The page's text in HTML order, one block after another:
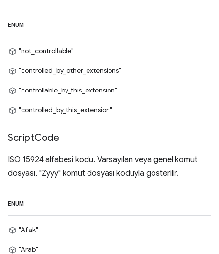
ENUM
"not_controllable"
"controlled_by_other_extensions"
"controllable_by_this_extension"
"controlled_by_this_extension"
ScriptCode
ISO 15924 alfabesi kodu. Varsayılan veya genel komut
dosyası, "Zyyy" komut dosyası koduyla gösterilir.
ENUM
"Afak"
"Arab"